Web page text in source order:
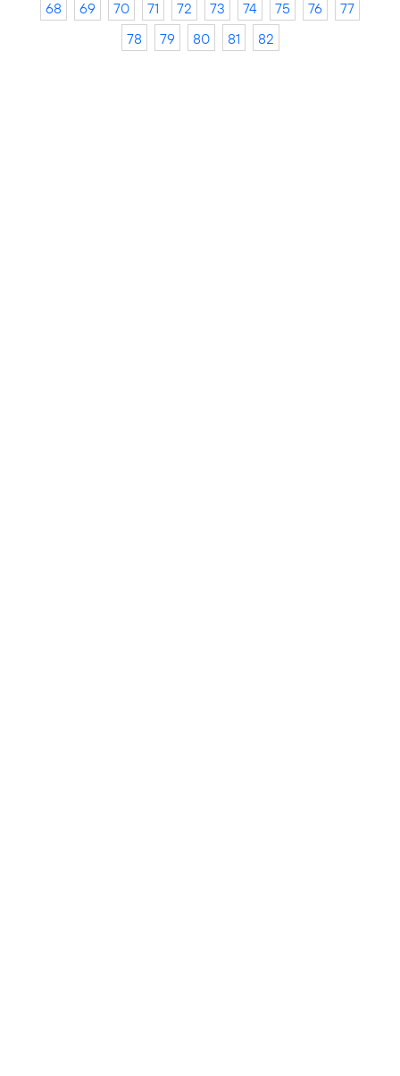
68 69 70 71 72 73 74 75 76
77
78
79 80 81 82